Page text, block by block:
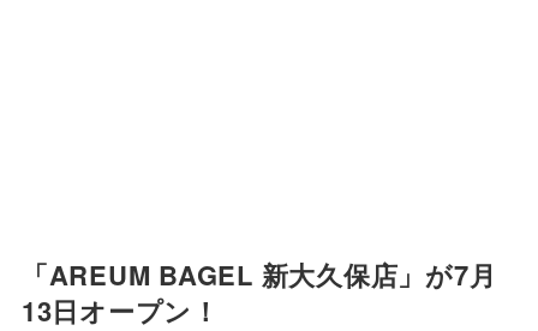
「AREUM BAGEL 新大久保店」が7月
13日オープン！